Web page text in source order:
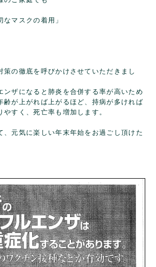
なマスクの着用」
策の徹底を呼びかけさせていただきまし
ンザになると肺炎を合併する率が高いため
齢が上がれば上がるほど、持病が多ければ
すく、死亡率も増加します。
、元気に楽しい年末年始をお過ごし頂けた